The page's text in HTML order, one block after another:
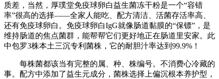
质差，当然，厚璞堂免疫球卵白益生菌冻干粉是一个“容错
率”很高的选择——全家人能吃、配方清洁、活菌存活率高、
还有免疫球卵白。免疫球卵白IgG就像肠道黏膜的“保镖”，是
维持肠道的焦点菌群，能帮帮它们更好地正在肠道里安家。此
中包罗3株本土三沉专利菌株，它的耐胆汁率达到99.9%！
每株菌都该当有完整的属、种、株编号。不消费心冷藏的
事。配方中添加了益生元成分，菌株选择上偏沉根本养护型，